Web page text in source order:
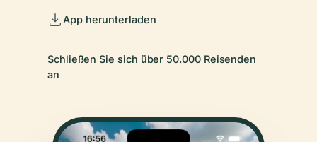
App herunterladen
Schließen Sie sich über 50.000 Reisenden
an